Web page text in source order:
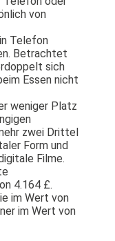
von
Telefon
Betrachtet
sich
Essen nicht
weniger Platz
zwei Drittel
Form und
Filme.
4.164 £.
im Wert von
im Wert von